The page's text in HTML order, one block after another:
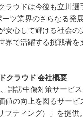
ラウドは今後も立川選
ツ業界のさらなる発
安心して輝ける社会の
界で活躍する挑戦者を
クラウド 会社概要
誹謗中傷対策サービ
値の向上を図るサービ
フティング）」を提供